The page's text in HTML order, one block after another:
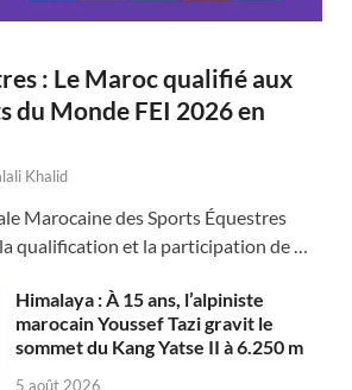
: Le Maroc qualifié aux
du Monde FEI 2026 en
Khalid
Marocaine des Sports Équestres
qualification et la participation de …
Himalaya : À 15 ans, l’alpiniste
marocain Youssef Tazi gravit le
sommet du Kang Yatse II à 6.250 m
5 août 2026